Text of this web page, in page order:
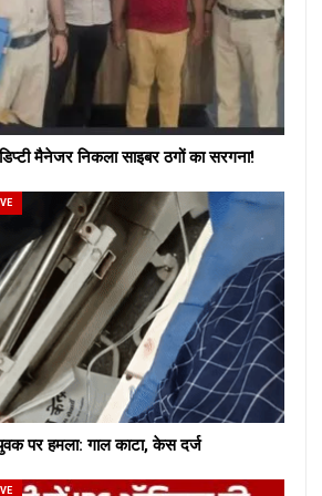
मैनेजर निकला साइबर ठगों का सरगना!
पर हमला: गाल काटा, केस दर्ज